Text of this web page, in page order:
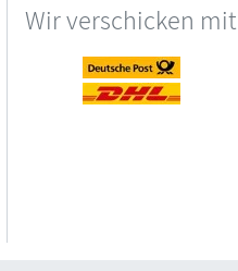
Wir verschicken mit